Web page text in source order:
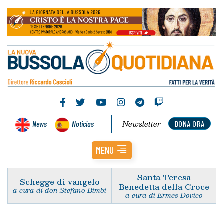
News Noticias DONA ORA
Newsletter
MENU
Schegge di vangelo
a cura di don Stefano Bimbi
Santa Teresa
Benedetta della Croce
a cura di Ermes Dovico